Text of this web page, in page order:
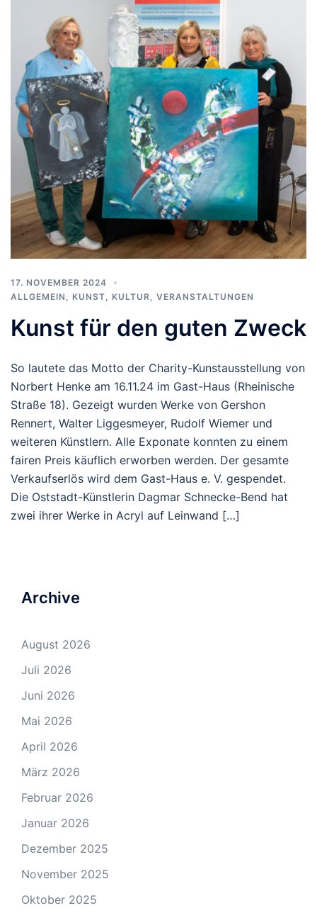
17. NOVEMBER 2024
ALLGEMEIN
KUNST, KULTUR VERANSTALTUNGEN
Kunst für den guten Zweck
So lautete das Motto der Charity-Kunstausstellung von
Norbert Henke am 16.11.24 im Gast-Haus (Rheinische
Straße 18). Gezeigt wurden Werke von Gershon
Rennert, Walter Liggesmeyer, Rudolf Wiemer und
weiteren Künstlern. Alle Exponate konnten zu einem
fairen Preis käuflich erworben werden. Der gesamte
Verkaufserlös wird dem Gast-Haus e. V. gespendet.
Die Oststadt-Künstlerin Dagmar Schnecke-Bend hat
zwei ihrer Werke in Acryl auf Leinwand […]
Archive
August 2026
Juli 2026
Juni 2026
Mai 2026
April 2026
März 2026
Februar 2026
Januar 2026
Dezember 2025
November 2025
Oktober 2025